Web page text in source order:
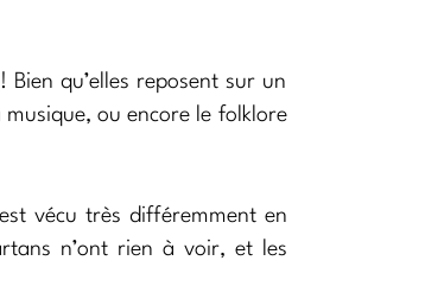
qu’elles reposent sur un
ou encore le folklore
vécu très différemment en
n’ont rien à voir, et les